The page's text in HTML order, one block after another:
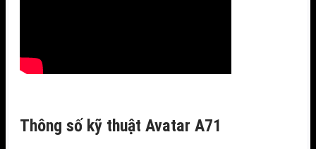
Thông số kỹ thuật Avatar A71